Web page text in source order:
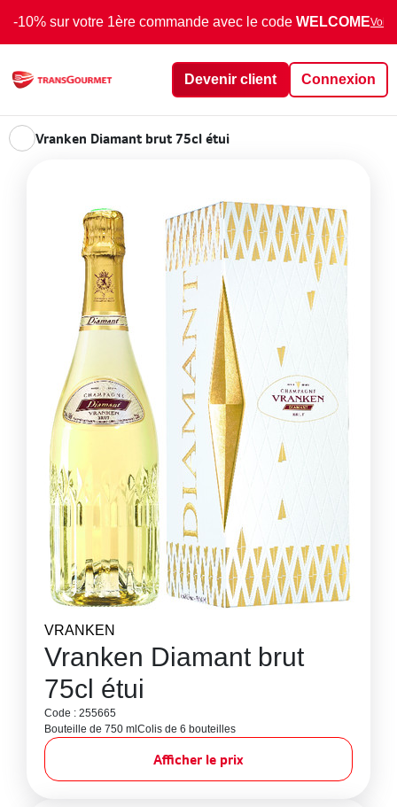
-10% sur votre 1ère commande avec le code WELCOMEVoir
Devenir client Connexion
Vranken Diamant brut 75cl étui
VRANKEN
Vranken Diamant brut
75cl étui
Code : 255665
Bouteille de 750 ml Colis de 6 bouteilles
Afficher le prix